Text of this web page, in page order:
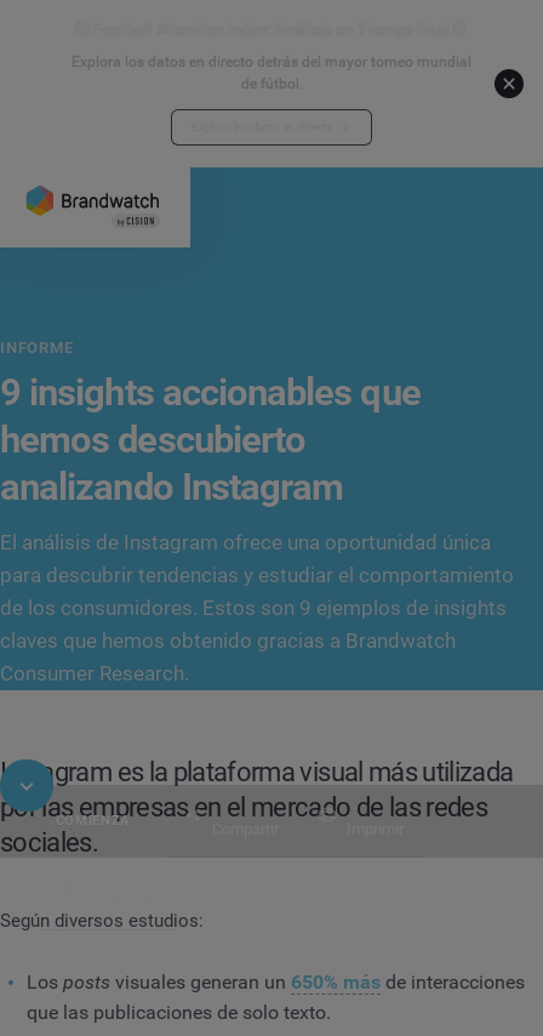
Explora los datos en directo detrás del mayor torneo mundial
de fútbol.
INFORME
9 insights accionables que
hemos descubierto
analizando Instagram
El análisis de Instagram ofrece una oportunidad única
para descubrir tendencias y estudiar el comportamiento
de los consumidores. Estos son 9 ejemplos de insights
claves que hemos obtenido gracias a Brandwatch
Consumer Research.
INFORME
COMIENZA
Instagram es la plataforma visual más utilizada
por las empresas en el mercado de las redes
sociales.
Según diversos estudios:
Losposts visuales generan un 650% más de interacciones
que las publicaciones de solo texto.